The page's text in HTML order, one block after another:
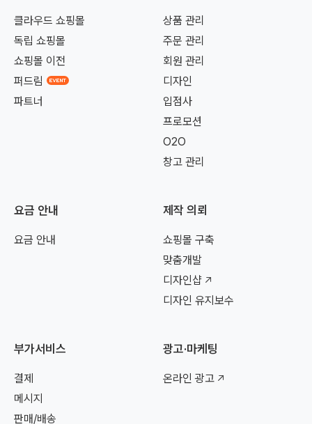
클라우드 쇼핑몰
독립 쇼핑몰
쇼핑몰 이전
퍼드림
파트너
상품 관리
주문 관리
회원 관리
디자인
입점사
프로모션
O2O
창고 관리
요금 안내
요금 안내
제작 의뢰
쇼핑몰 구축
맞춤개발
디자인샵
디자인 유지보수
부가서비스
결제
메시지
판매/배송
광고·마케팅
온라인 광고